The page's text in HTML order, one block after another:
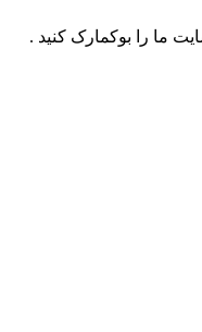
ما را بوکمارک کنید .